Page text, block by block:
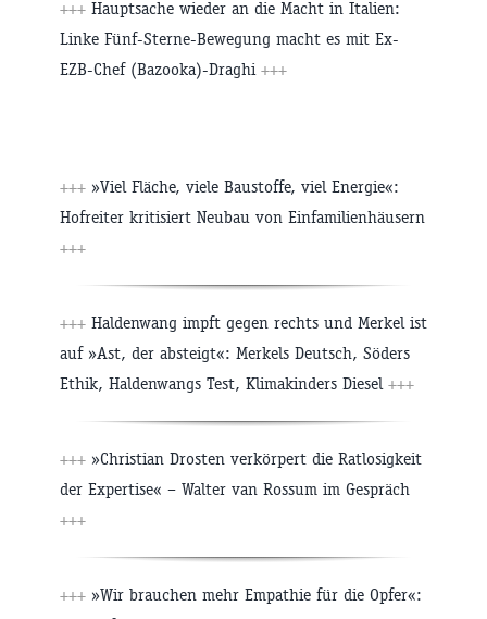
+++ Hauptsache wieder an die Macht in Italien:
Linke Fünf-Sterne-Bewegung macht es mit Ex-
EZB-Chef (Bazooka)-Draghi +++
+++ »Viel Fläche, viele Baustoffe, viel Energie«:
Hofreiter kritisiert Neubau von Einfamilienhäusern
+++
+++ Haldenwang impft gegen rechts und Merkel ist
auf »Ast, der absteigt«: Merkels Deutsch, Söders
Ethik, Haldenwangs Test, Klimakinders Diesel +++
+++ »Christian Drosten verkörpert die Ratlosigkeit
der Expertise« – Walter van Rossum im Gespräch
+++
+++ »Wir brauchen mehr Empathie für die Opfer«: